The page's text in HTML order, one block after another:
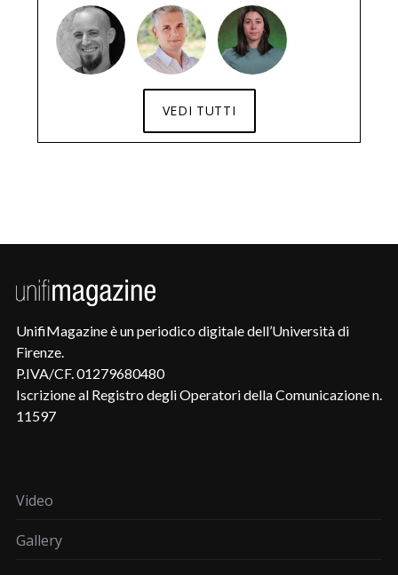
VEDI TUTTI
UnifiMagazine è un periodico digitale dell’Università di
Firenze.
P.IVA/CF. 01279680480
Iscrizione al Registro degli Operatori della Comunicazione n.
11597
Video
Gallery